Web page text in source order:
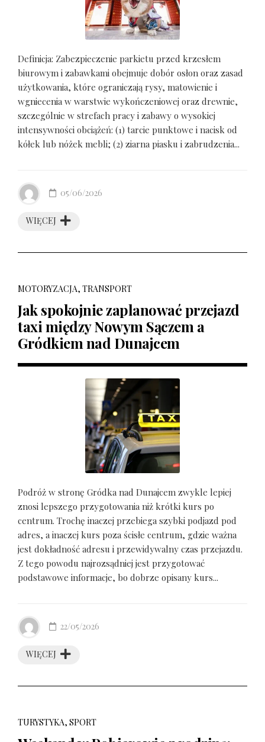
Definicja: Zabezpieczenie parkietu przed krzesłem
biurowym i zabawkami obejmuje dobór osłon oraz zasad
użytkowania, które ograniczają rysy, matowienie i
wgniecenia w warstwie wykończeniowej oraz drewnie,
szczególnie w strefach pracy i zabawy o wysokiej
intensywności obciążeń: (1) tarcie punktowe i nacisk od
kółek lub nóżek mebli; (2) ziarna piasku i zabrudzenia...
WIĘCEJ
05/06/2026
MOTORYZACJA, TRANSPORT
Jak spokojnie zaplanować przejazd
taxi między Nowym Sączem a
Gródkiem nad Dunajcem
Podróż w stronę Gródka nad Dunajcem zwykle lepiej
znosi lepszego przygotowania niż krótki kurs po
centrum. Trochę inaczej przebiega szybki podjazd pod
adres, a inaczej kurs poza ścisłe centrum, gdzie ważna
jest dokładność adresu i przewidywalny czas przejazdu.
Z tego powodu najrozsądniej jest przygotować
podstawowe informacje, bo dobrze opisany kurs...
WIĘCEJ
22/05/2026
TURYSTYKA, SPORT